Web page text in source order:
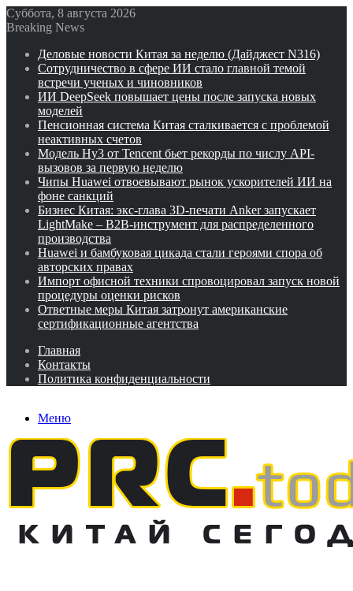
Суббота, 8 августа 2026
Breaking News
Деловые новости Китая за неделю (Дайджест N316)
Сотрудничество в сфере ИИ стало главной темой
встречи ученых и чиновников
ИИ DeepSeek повышает цены после запуска новых
моделей
Пенсионная система Китая сталкивается с проблемой
неактивных счетов
Модель Hy3 от Tencent бьет рекорды по числу API-
вызовов за первую неделю
Чипы Huawei отвоевывают рынок ускорителей ИИ на
фоне санкций
Бизнес Китая: экс-глава 3D-печати Anker запускает
LightMake – B2B-инструмент для распределенного
производства
Huawei и бамбуковая цикада стали героями спора об
авторских правах
Импорт офисной техники спровоцировал запуск новой
процедуры оценки рисков
Ответные меры Китая затронут американские
сертификационные агентства
Главная
Контакты
Политика конфиденциальности
Меню